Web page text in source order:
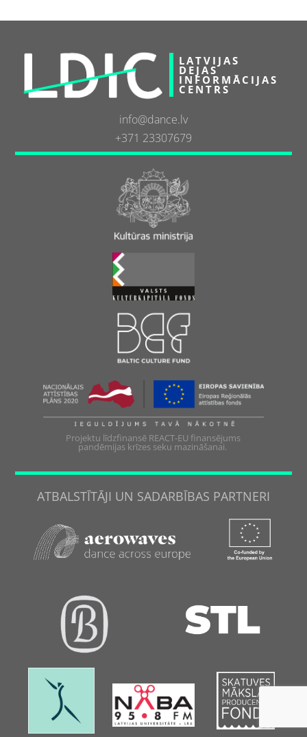
LATVIJAS
DEJAS
INFORMĀCIJAS
CENTRS
info@dance.lv
+371 23307679
Projektu līdzfinansē REACT-EU finansējums
pandēmijas krīzes seku mazināšanai.
ATBALSTĪTĀJI UN SADARBĪBAS PARTNERI